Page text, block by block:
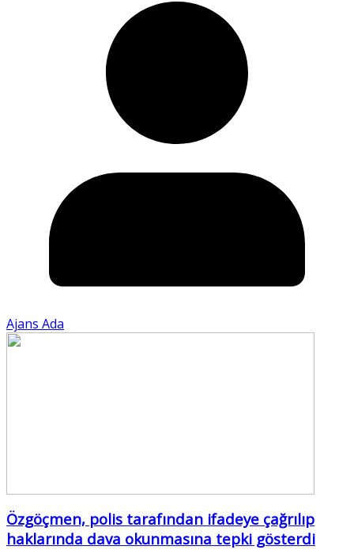
Ajans Ada
Özgöçmen, polis tarafından ifadeye çağrılıp
haklarında dava okunmasına tepki gösterdi